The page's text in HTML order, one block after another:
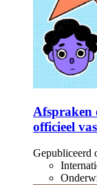
Afspraken
officieel
Gepubliceerd